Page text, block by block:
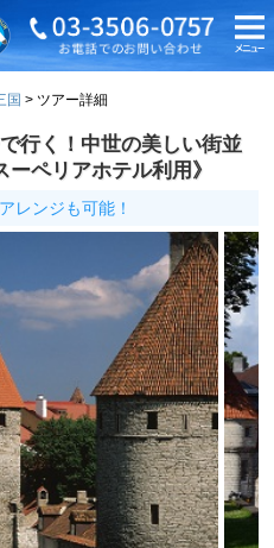
国 ツアー詳細
行く！中世の美しい街並
ペリアホテル利用》
レンジも可能！